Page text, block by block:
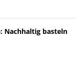
Nachhaltig basteln